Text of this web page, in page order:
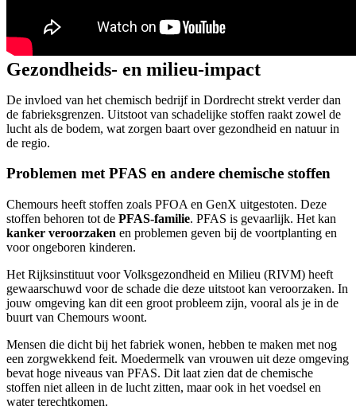
Gezondheids- en milieu-impact
De invloed van het chemisch bedrijf in Dordrecht strekt verder dan
de fabrieksgrenzen. Uitstoot van schadelijke stoffen raakt zowel de
lucht als de bodem, wat zorgen baart over gezondheid en natuur in
de regio.
Problemen met PFAS en andere chemische stoffen
Chemours heeft stoffen zoals PFOA en GenX uitgestoten. Deze
stoffen behoren tot de PFAS-familie. PFAS is gevaarlijk. Het kan
kanker veroorzaken en problemen geven bij de voortplanting en
voor ongeboren kinderen.
Het Rijksinstituut voor Volksgezondheid en Milieu (RIVM) heeft
gewaarschuwd voor de schade die deze uitstoot kan veroorzaken. In
jouw omgeving kan dit een groot probleem zijn, vooral als je in de
buurt van Chemours woont.
Mensen die dicht bij het fabriek wonen, hebben te maken met nog
een zorgwekkend feit. Moedermelk van vrouwen uit deze omgeving
bevat hoge niveaus van PFAS. Dit laat zien dat de chemische
stoffen niet alleen in de lucht zitten, maar ook in het voedsel en
water terechtkomen.